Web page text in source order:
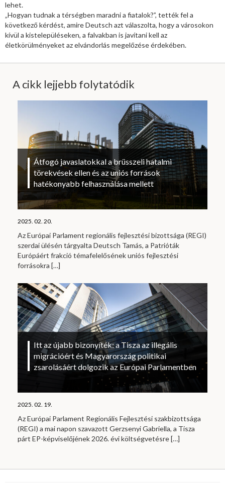
lehet.
„Hogyan tudnak a térségben maradni a fiatalok?”, tették fel a
következő kérdést, amire Deutsch azt válaszolta, hogy a városokon
kívül a kistelepüléseken, a falvakban is javítani kell az
életkörülményeket az elvándorlás megelőzése érdekében.
A cikk lejjebb folytatódik
Átfogó javaslatokkal a brüsszeli hatalmi
törekvések ellen és az uniós források
hatékonyabb felhasználása mellett
2025. 02. 20.
Az Európai Parlament regionális fejlesztési bizottsága (REGI)
szerdai ülésén tárgyalta Deutsch Tamás, a Patrióták
Európáért frakció témafelelősének uniós fejlesztési
forrásokra […]
Itt az újabb bizonyíték: a Tisza az illegális
migrációért és Magyarország politikai
zsarolásáért dolgozik az Európai Parlamentben
2025. 02. 19.
Az Európai Parlament Regionális Fejlesztési szakbizottsága
(REGI) a mai napon szavazott Gerzsenyi Gabriella, a Tisza
párt EP-képviselőjének 2026. évi költségvetésre[…]